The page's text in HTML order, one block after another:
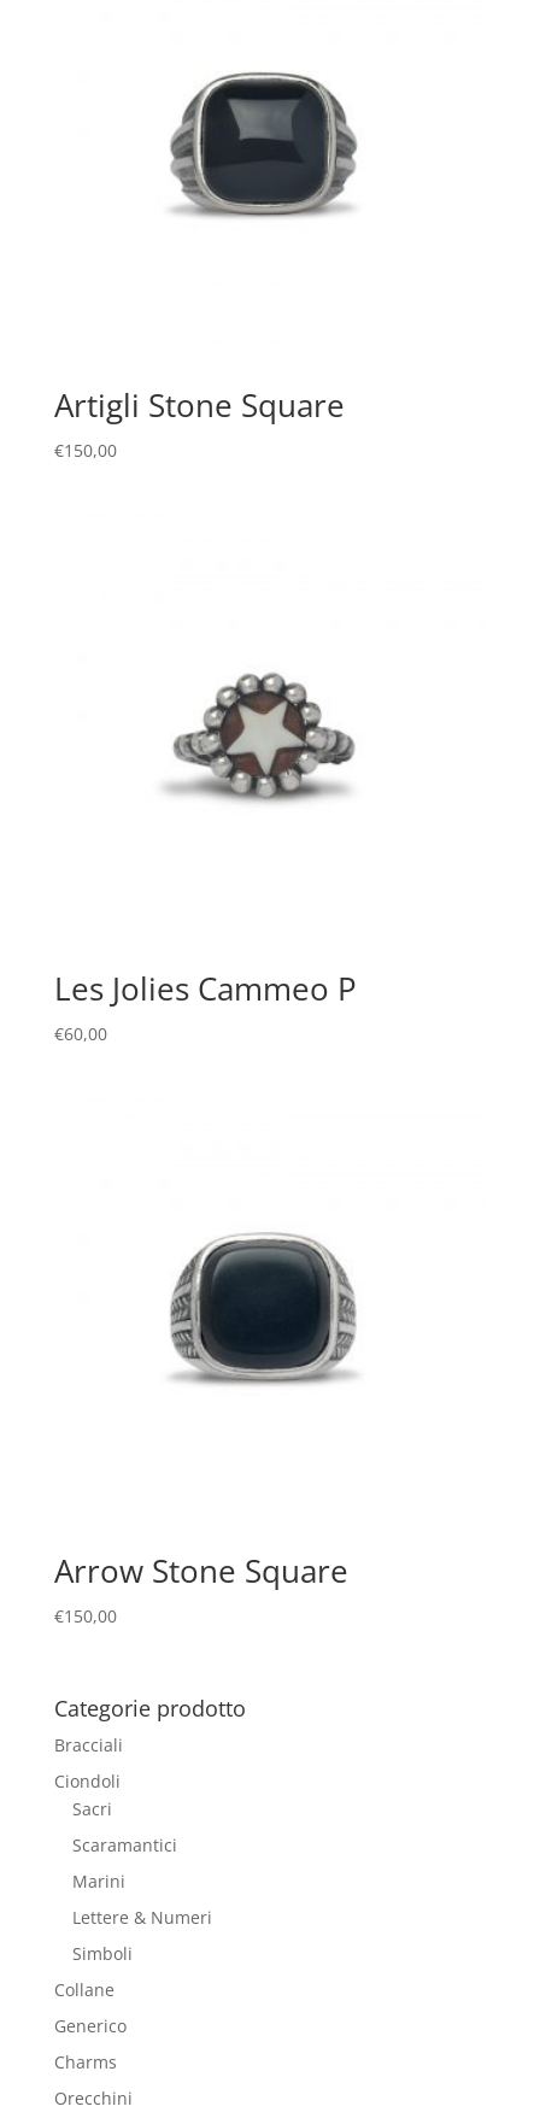
Artigli Stone Square
€150,00
Les Jolies Cammeo P
€60,00
Arrow Stone Square
€150,00
Categorie prodotto
Bracciali
Ciondoli
Sacri
Scaramantici
Marini
Lettere & Numeri
Simboli
Collane
Generico
Charms
Orecchini